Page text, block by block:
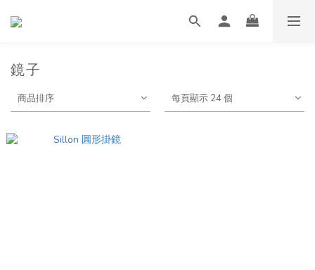
鏡子
商品排序 每頁顯示 24 個